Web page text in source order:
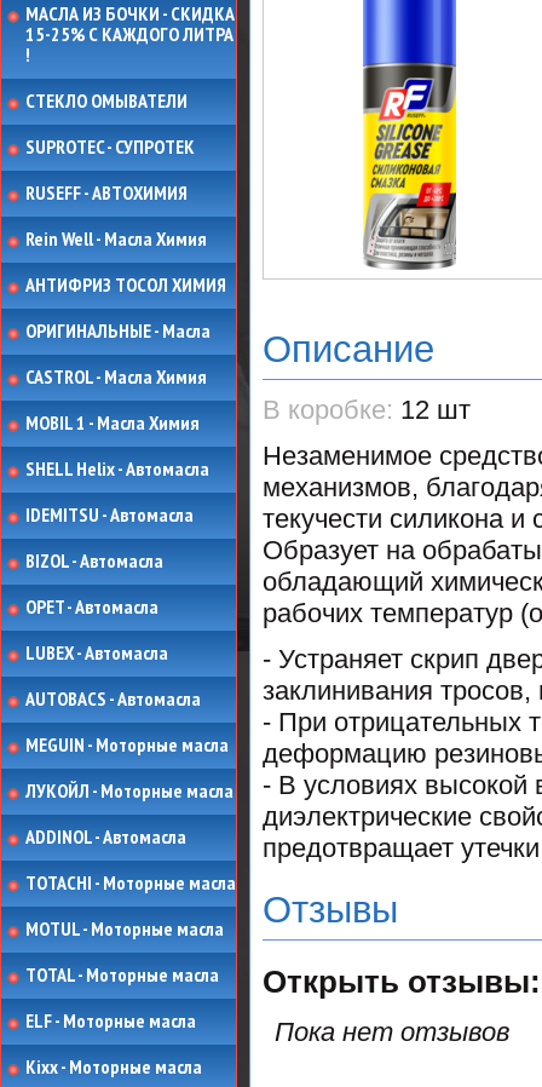
МАСЛА ИЗ БОЧКИ - СКИДКА
15-25% С КАЖДОГО ЛИТРА
!
СТЕКЛО ОМЫВАТЕЛИ
SUPROTEC - СУПРОТЕК
RUSEFF - АВТОХИМИЯ
Rein Well - Масла Химия
АНТИФРИЗ ТОСОЛ ХИМИЯ
ОРИГИНАЛЬНЫЕ - Масла
CASTROL - Масла Химия
MOBIL 1 - Масла Химия
SHELL Helix - Автомасла
IDEMITSU - Автомасла
BIZOL - Автомасла
OPET - Автомасла
LUBEX - Автомасла
AUTOBACS - Автомасла
MEGUIN - Моторные масла
ЛУКОЙЛ - Моторные масла
ADDINOL - Автомасла
TOTACHI - Моторные масла
MOTUL - Моторные масла
TOTAL - Моторные масла
ELF - Моторные масла
Kixx - Моторные масла
Описание
В коробке: 12 шт
Незаменимое
механизмов,
текучести силикона и
Образует на
обладающий
рабочих температур
- Устраняет скрип
заклинивания
- При отрицательных
деформацию
- В условиях высокой
диэлектрические
предотвращает
Отзывы
Открыть
Пока нет отзывов